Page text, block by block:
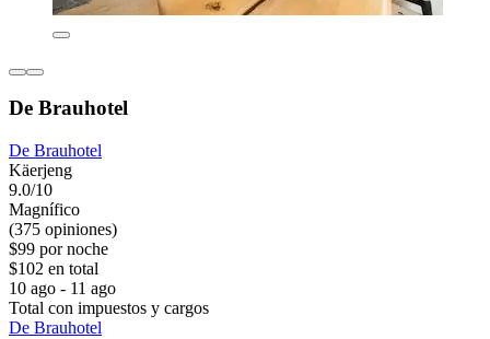
De Brauhotel
De Brauhotel
Käerjeng
9.0/10
Magnífico
(375 opiniones)
$99 por noche
$102 en total
10 ago - 11 ago
Total con impuestos y cargos
De Brauhotel